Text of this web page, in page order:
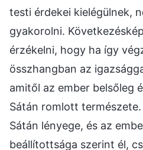
testi érdekei kielégülnek,
gyakorolni.
érzékelni, hogy ha így
összhangban az
amitől az ember belsőleg
Sátán romlott
Sátán lényege, és az
beállítottsága szerint él,